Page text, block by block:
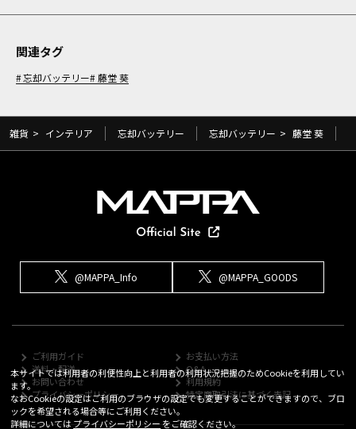
関連タグ
忘却バッテリー 藤堂 葵
雑貨 > インテリア 忘却バッテリー 忘却バッテリー > 藤堂 葵
@MAPPA_Info @MAPPA_GOODS
ご利用ガイド
お支払い方法
送料・配送
Q&A
お問い合わせ
利用規約
プライバシーポリシー
特定商取引法に基づく表記
本サイトでは利用者の利便性向上と利用者の利用状況把握のためCookieを利用してい
ます。
なおCookieの設定はご利用のブラウザの設定でも変更することができますので、ブロ
ックを希望される場合等にご利用ください。
詳細についてはプライバシーポリシーをご確認ください。